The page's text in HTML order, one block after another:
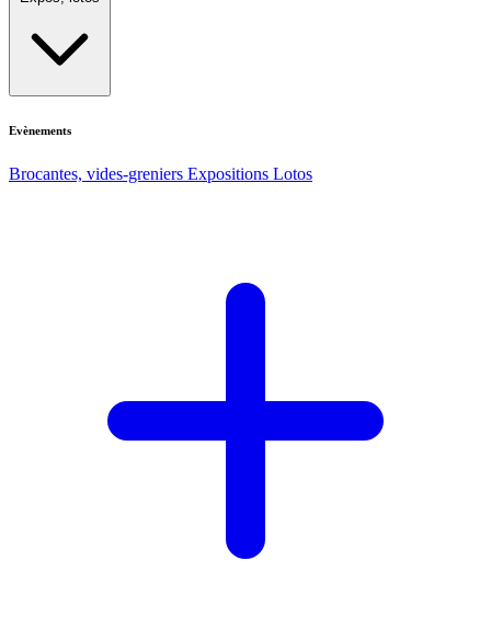
Evènements
Brocantes, vides-greniers Expositions Lotos